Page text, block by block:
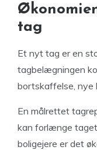
tag
Et nyt tag er en
tagbelægningen
bortskaffelse, nye
En målrettet
kan forlænge
boligejere er det